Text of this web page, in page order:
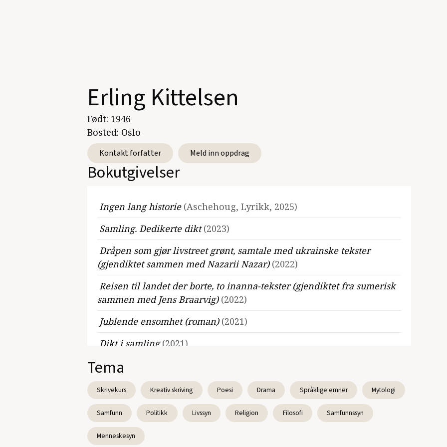
Erling Kittelsen
Født: 1946
Bosted: Oslo
Kontakt forfatter Meld inn oppdrag
Bokutgivelser
Ingen lang historie (Aschehoug, Lyrikk, 2025)
Samling. Dedikerte dikt(2023)
Dråpen som gjør livstreet grønt, samtale med ukrainske tekster
(gjendiktet sammen med Nazarii Nazar) (2022)
Reisen til landet der borte, to inanna-tekster (gjendiktet fra sumerisk
sammen med Jens Braarvig) (2022)
Jublende ensomhet (roman) (2021)
Dikt i samling(2021)
Rumifesten (gjendiktning av Rumi sammen med Syamak Oweisi – og
gjendiktninger av Johannes Gjerdåker)(2020)
Landey, afghanske vers (gjendiktning fra pashto sammen med Parkha
Atal og Dewa W. Babakarkhail)
(2020)
Antidrøm (Jeton Kelmendi, gjendiktning fra albansk sammen med
Tema
Skrivekurs Kreativ skriving Poesi Drama Språklige emner Mytologi
Samfunn Politikk Livssyn Religion Filosofi Samfunnssyn
Menneskesyn